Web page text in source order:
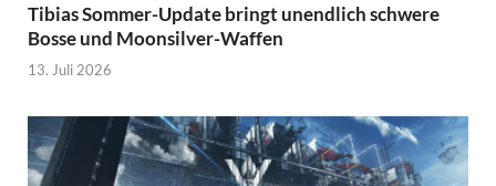
Tibias Sommer-Update bringt unendlich schwere
Bosse und Moonsilver-Waffen
13. Juli 2026